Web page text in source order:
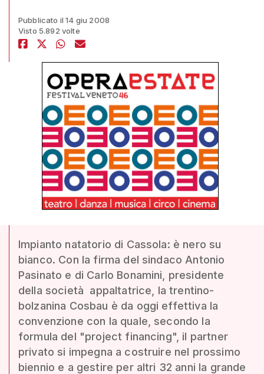
Pubblicato il 14 giu 2008
Visto 5.892 volte
Impianto natatorio di Cassola: è nero su
bianco. Con la firma del sindaco Antonio
Pasinato e di Carlo Bonamini, presidente
della società appaltatrice, la trentino-
bolzanina Cosbau è da oggi effettiva la
convenzione con la quale, secondo la
formula del "project financing", il partner
privato si impegna a costruire nel prossimo
biennio e a gestire per altri 32 anni la grande